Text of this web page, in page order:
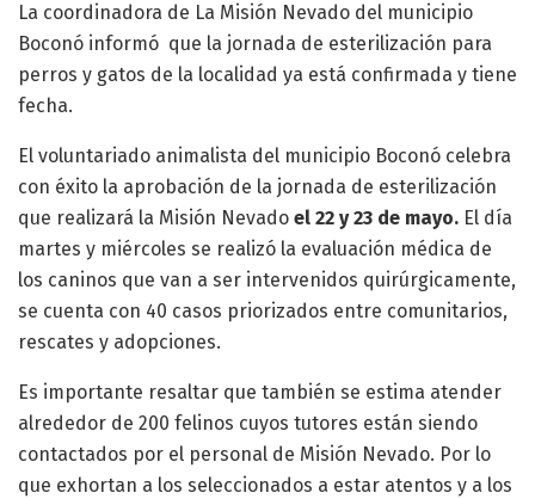
La coordinadora de La Misión Nevado del municipio
Boconó informó que la jornada de esterilización para
perros y gatos de la localidad ya está confirmada y tiene
fecha.
El voluntariado animalista del municipio Boconó celebra
con éxito la aprobación de la jornada de esterilización
que realizará la Misión Nevado el 22 y 23 de mayo. El día
martes y miércoles se realizó la evaluación médica de
los caninos que van a ser intervenidos quirúrgicamente,
se cuenta con 40 casos priorizados entre comunitarios,
rescates y adopciones.
Es importante resaltar que también se estima atender
alrededor de 200 felinos cuyos tutores están siendo
contactados por el personal de Misión Nevado. Por lo
que exhortan a los seleccionados a estar atentos y a los